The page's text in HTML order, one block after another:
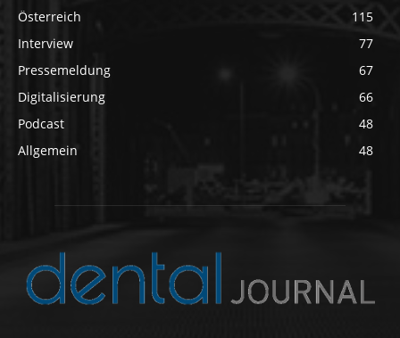
Österreich
115
Interview
77
Pressemeldung
67
Digitalisierung
66
Podcast
48
Allgemein
48